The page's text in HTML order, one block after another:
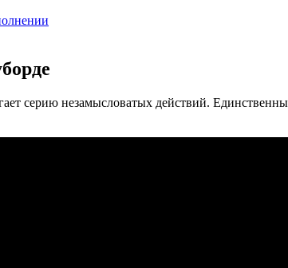
серию незамысловатых действий.